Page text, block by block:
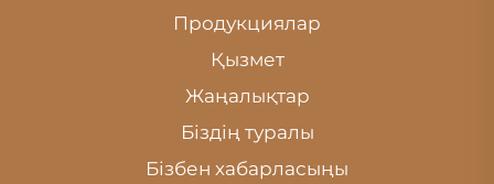
Продукциялар
Қызмет
Жаңалықтар
Біздің туралы
Бізбен хабарласыңы